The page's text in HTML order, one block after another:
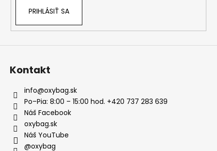
PRIHLÁSIŤ SA
Kontakt
info@oxybag.sk
Po–Pia: 8:00 – 15:00 hod. +420 737 283 639
Náš Facebook
oxybag.sk
Náš YouTube
@oxybag